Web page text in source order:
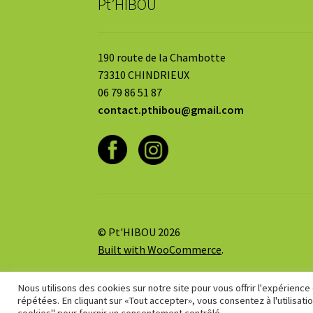
Pt’HIBOU
190 route de la Chambotte
73310 CHINDRIEUX
06 79 86 51 87
contact.pthibou@gmail.com
© Pt'HIBOU 2026
Built with WooCommerce.
Nous utilisons des cookies sur notre site pour vous offrir
répétées. En cliquant sur «Tout accepter», vous consentez à